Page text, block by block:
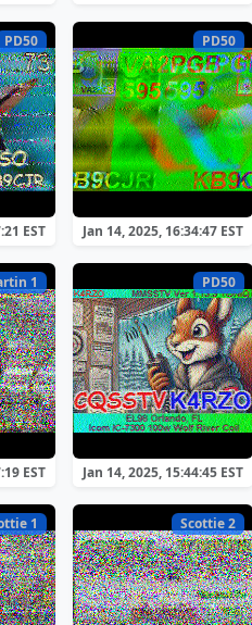
PD50
EST
PD50
Jan 14, 2025, 16:34:47 EST
1
EST
PD50
Jan 14, 2025, 15:44:45 EST
1 Scottie 2